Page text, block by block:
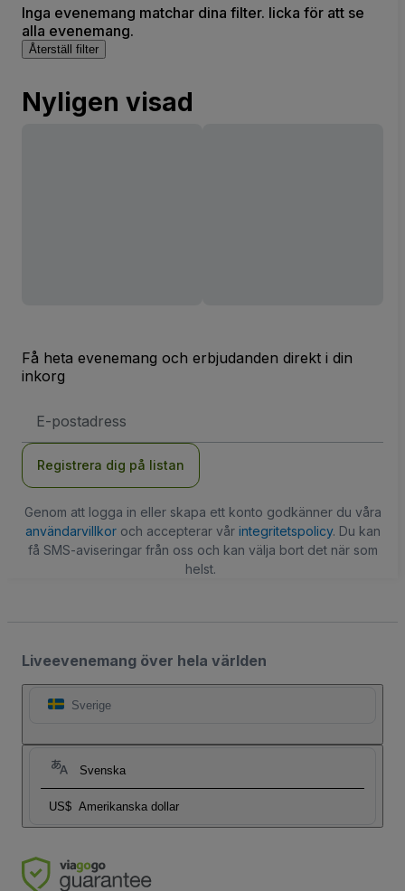
Inga evenemang matchar dina filter. licka för att se
alla evenemang.
Återställ filter
Nyligen visad
Få heta evenemang och erbjudanden direkt i din
inkorg
postadress
Registrera dig på listan
Genom att logga in eller skapa ett konto godkänner du våra
användarvillkoroch accepterar vår integritetspolicy. Du kan
få SMS-aviseringar från oss och kan välja bort det när som
helst.
Liveevenemang över hela världen
Sverige
Svenska
US$ Amerikanska dollar